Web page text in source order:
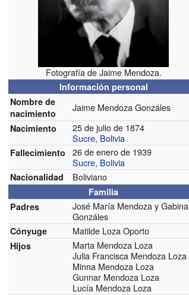
Fotografía de Jaime Mendoza.
Información personal
Nombre de
nacimiento
Jaime Mendoza Gonzáles
Nacimiento
25 de julio de 1874
Sucre, Bolivia
Fallecimiento
26 de enero de 1939
Sucre, Bolivia
Nacionalidad Boliviano
Familia
Padres
José María Mendoza y Gabina
Gonzáles
Cónyuge Matilde Loza Oporto
Hijos
Marta Mendoza Loza
Julia Francisca Mendoza Loza
Minna Mendoza Loza
Gunnar Mendoza Loza
Lucía Mendoza Loza